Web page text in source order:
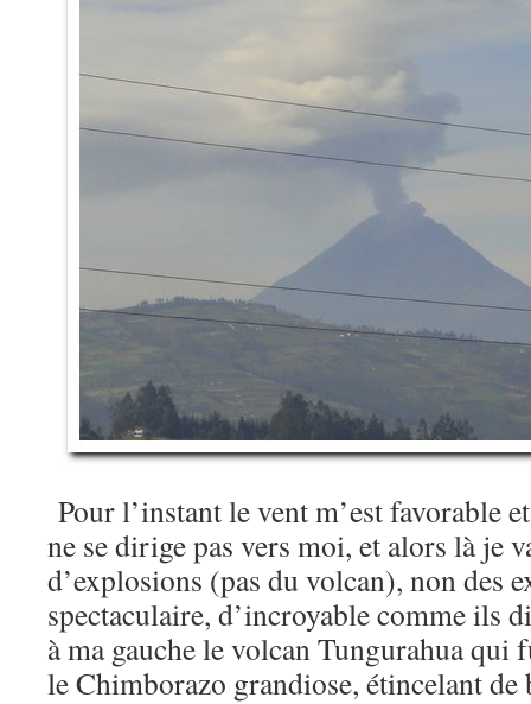
Pour l’instant le vent m’est favorable
ne se dirige pas vers moi, et alors là je
d’explosions (pas du volcan), non des
spectaculaire, d’incroyable comme ils
à ma gauche le volcan Tungurahua qui
le Chimborazo grandiose, étincelant de